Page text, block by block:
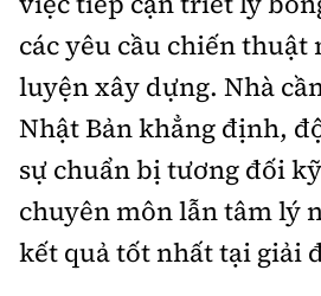
các yêu cầu chiến thuật
luyện xây dựng. Nhà
Nhật Bản khẳng định,
sự chuẩn bị tương đối
chuyên môn lẫn tâm lý
kết quả tốt nhất tại giải